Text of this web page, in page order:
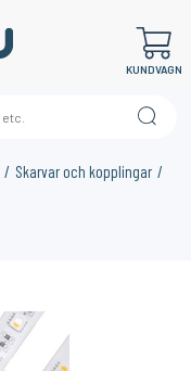
KUNDVAGN
Skarvar och kopplingar